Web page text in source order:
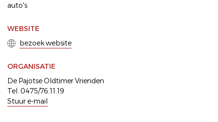
auto's
WEBSITE
bezoek website
ORGANISATIE
De Pajotse Oldtimer Vrienden
Tel. 0475/76.11.19
Stuur e-mail